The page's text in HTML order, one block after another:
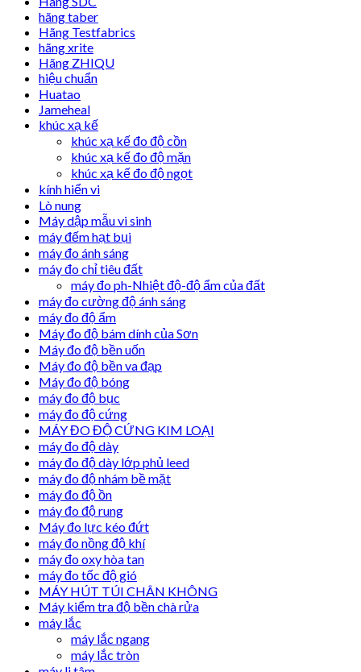
hãng taber
Hãng Testfabrics
hãng xrite
Hãng ZHIQU
hiệu chuẩn
Huatao
Jameheal
khúc xạ kế
khúc xạ kế đo độ cồn
khúc xạ kế đo độ mặn
khúc xạ kế đo độ ngọt
kính hiển vi
Lò nung
Máy dập mẫu vi sinh
máy đếm hạt bụi
máy đo ánh sáng
máy đo chỉ tiêu đất
máy đo ph-Nhiệt độ-độ ẩm của đất
máy đo cường độ ánh sáng
máy đo độ ẩm
Máy đo độ bám dính của Sơn
Máy đo độ bền uốn
Máy đo độ bền va đạp
Máy đo độ bóng
máy đo độ bục
máy đo độ cứng
MÁY ĐO ĐỘ CỨNG KIM LOẠI
máy đo độ dày
máy đo độ dày lớp phủ leed
máy đo độ nhám bề mặt
máy đo độ ồn
máy đo độ rung
Máy đo lực kéo đứt
máy đo nồng độ khí
máy đo oxy hòa tan
máy đo tốc độ gió
MÁY HÚT TÚI CHÂN KHÔNG
Máy kiểm tra độ bền chà rửa
máy lắc
máy lắc ngang
máy lắc tròn